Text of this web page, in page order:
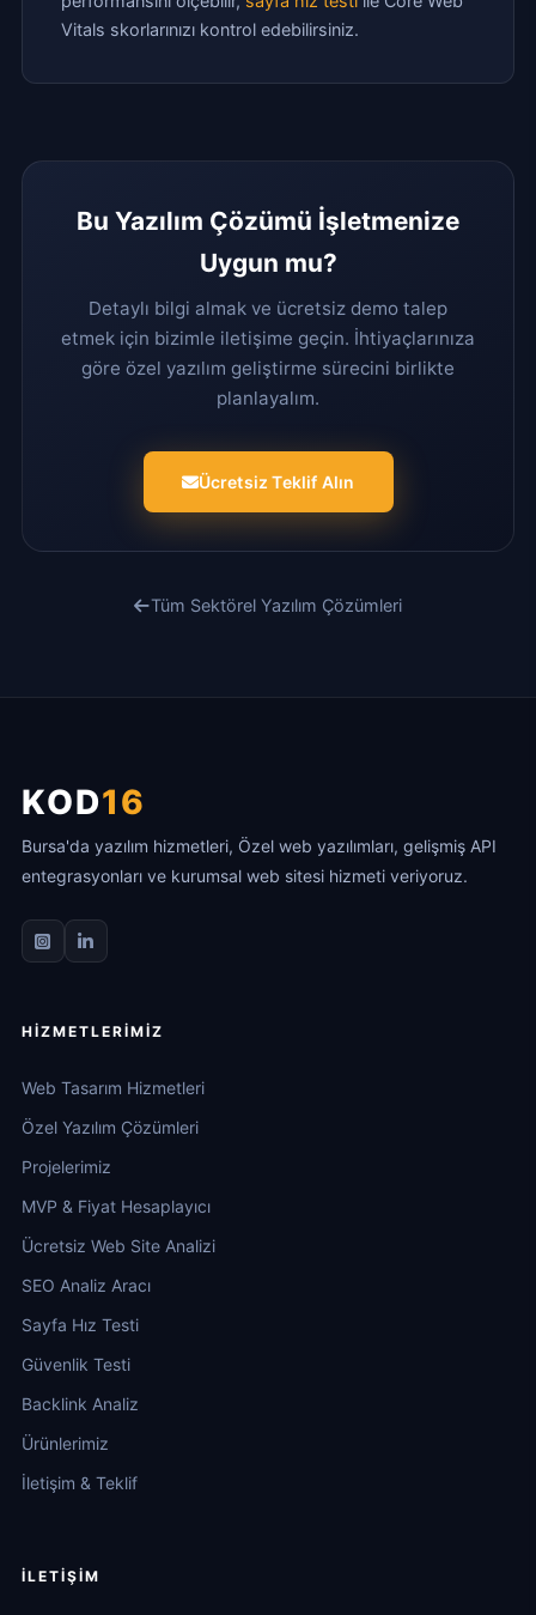
Vitals skorlarınızı kontrol edebilirsiniz.
Bu Yazılım Çözümü İşletmenize
Uygun mu?
Detaylı bilgi almak ve ücretsiz demo talep
etmek için bizimle iletişime geçin. İhtiyaçlarınıza
göre özel yazılım geliştirme sürecini birlikte
planlayalım.
Ücretsiz Teklif Alın
Tüm Sektörel Yazılım Çözümleri
KOD16
Bursa'da yazılım hizmetleri, Özel web yazılımları, gelişmiş API
entegrasyonları ve kurumsal web sitesi hizmeti veriyoruz.
HIZMETLERIMIZ
Web Tasarım Hizmetleri
Özel Yazılım Çözümleri
Projelerimiz
MVP & Fiyat Hesaplayıcı
Ücretsiz Web Site Analizi
SEO Analiz Aracı
Sayfa Hız Testi
Güvenlik Testi
Backlink Analiz
Ürünlerimiz
İletişim & Teklif
İLETIŞIM